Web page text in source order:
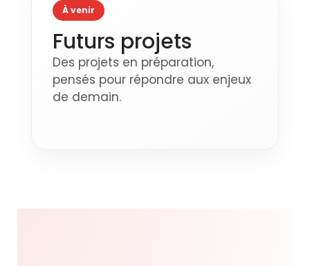
À venir
Futurs projets
Des projets en préparation,
pensés pour répondre aux enjeux
de demain.